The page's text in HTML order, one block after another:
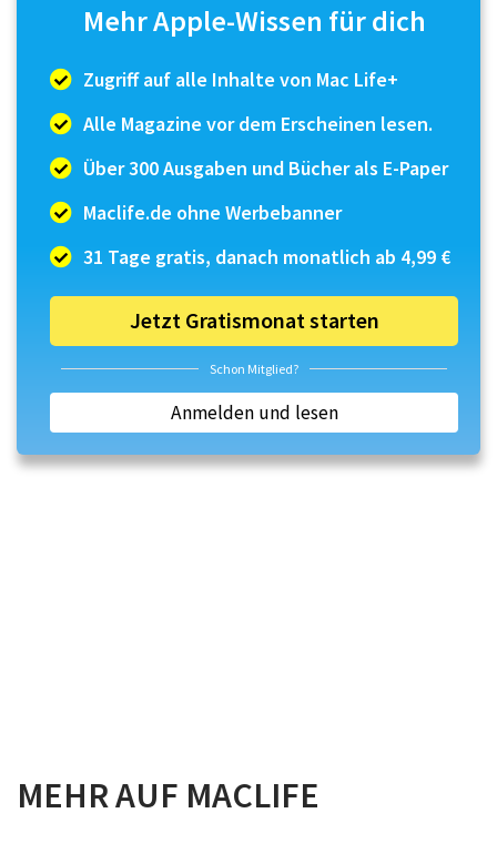
Die Verwaltung einer solchen Masse an Klängen
endlich angegang...
Mehr Apple-Wissen für dich
Zugriff auf alle Inhalte von Mac Life+
Alle Magazine vor dem Erscheinen lesen.
Über 300 Ausgaben und Bücher als E-Paper
Maclife.de ohne Werbebanner
31 Tage gratis, danach monatlich ab 4,99 €
Jetzt Gratismonat starten
Schon Mitglied?
Anmelden und lesen
MEHR AUF MACLIFE